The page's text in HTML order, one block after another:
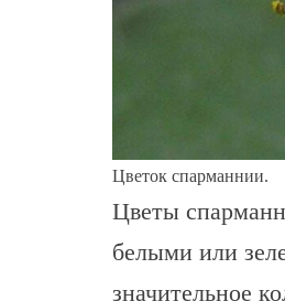
Цветок спарманнии.
Цветы
белыми или
значительное